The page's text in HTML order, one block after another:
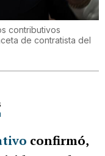
contributivos
de contratista del
confirmó,